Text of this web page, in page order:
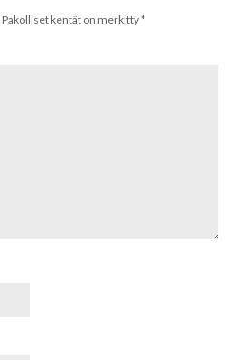
Pakolliset kentät on merkitty*